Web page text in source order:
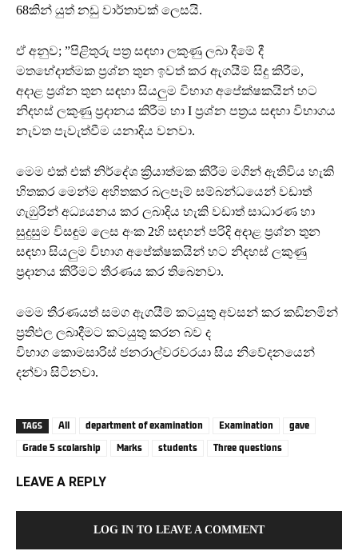
68කින් යුත් නඩු වාර්තාවක් ලෙසයි.
ඒ අනුව; ”පිළිතුරු පත්‍ර සඳහා ලකුණු ලබා දීමේ දී
මතභේදාත්මක ප්‍රශ්න තුන ඉවත් කර ඇගයීම් සිදු කිරීම,
අදාළ ප්‍රශ්න තුන සඳහා සියලුම විභාග අපේක්ෂකයින් හට
නිදහස් ලකුණු ප්‍රදානය කිරීම හා I ප්‍රශ්න පත්‍රය සඳහා විභාගය
නැවත පැවැත්වීම යනාදිය වනවා.
මෙම එක් එක් නිර්දේශ ක්‍රියාත්මක කිරීම මගින් ඇතිවිය හැකි
හිතකර මෙන්ම අහිතකර බලපෑම් සම්බන්ධයෙන් වඩාත්
ගැඹුරින් අධ්‍යයනය කර ලබාදිය හැකි වඩාත් සාධාරණ හා
සුදුසුම විසඳුම ලෙස අංක 2හි සඳහන් පරිදි අදාළ ප්‍රශ්න තුන
සඳහා සියලුම විභාග අපේක්ෂකයින් හට නිදහස් ලකුණු
ප්‍රදානය කිරීමට තීරණය කර තිබෙනවා.
මෙම තීරණයත් සමග ඇගයීම් කටයුතු අවසන් කර කඩිනමින්
ප්‍රතිඵල ලබාදීමට කටයුතු කරන බව ද
විභාග කොමසාරිස් ජනරාල්වරවරයා සිය නිවේදනයෙන්
දන්වා සිටිනවා.
TAGS All department of examination Examination
gave
Grade 5 scolarship
Marks students Three questions
LEAVE A REPLY
LOG IN TO LEAVE A COMMENT